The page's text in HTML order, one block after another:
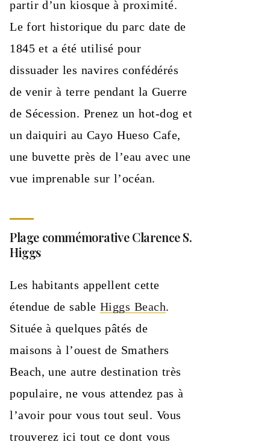
partir d’un kiosque à proximité.
Le fort historique du parc date de
1845 et a été utilisé pour
dissuader les navires confédérés
de venir à terre pendant la Guerre
de Sécession. Prenez un hot-dog et
un daiquiri au Cayo Hueso Cafe,
une buvette près de l’eau avec une
vue imprenable sur l’océan.
Plage commémorative Clarence S.
Higgs
Les habitants appellent cette
étendue de sable Higgs Beach.
Située à quelques pâtés de
maisons à l’ouest de Smathers
Beach, une autre destination très
populaire, ne vous attendez pas à
l’avoir pour vous tout seul. Vous
trouverez ici tout ce dont vous